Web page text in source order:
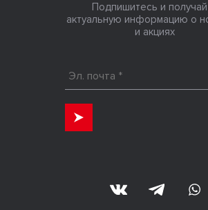
Подпишитесь и
актуальную информацию о
и акциях